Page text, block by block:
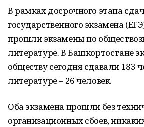
В рамках досрочного этапа
государственного экзамена
прошли экзамены по
литературе. В Башкортостане
обществу сегодня сдавали 183
литературе – 26 человек.
Оба экзамена прошли без
организационных сбоев,